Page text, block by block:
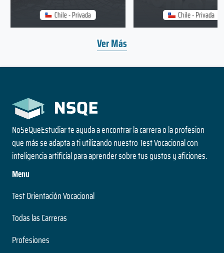
Chile - Privada Chile - Privada
Ver Más
NoSeQueEstudiar te ayuda a encontrar la carrera o la profesion
que más se adapta a ti utilizando nuestro Test Vocacional con
inteligencia artificial para aprender sobre tus gustos y aficiones.
Menu
Test Orientación Vocacional
Todas las Carreras
Profesiones